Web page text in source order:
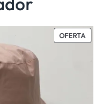
OFERTA
EN